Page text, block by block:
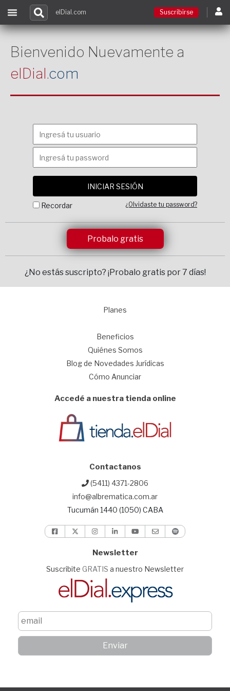
Contacto
elDial.com Suscribirse
Bienvenido Nuevamente a
elDial.com
Recordar ¿Olvidaste tu password?
Probalo gratis
¿No estás suscripto? ¡Probalo gratis por 7 días!
Planes
Beneficios
Quiénes Somos
Blog de Novedades Jurídicas
Cómo Anunciar
Accedé a nuestra tienda online
Contactanos
(5411) 4371-2806
info@albrematica.com.ar
Tucumán 1440 (1050) CABA
Newsletter
Suscribite GRATIS a nuestro Newsletter